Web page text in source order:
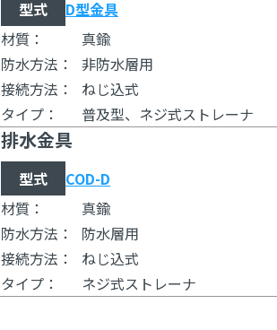
型式
D型金具
材質：
真鍮
防水方法：
非防水層用
接続方法：
ねじ込式
タイプ：
普及型、ネジ式ストレーナ
排水金具
型式
COD-D
材質：
真鍮
防水方法：
防水層用
接続方法：
ねじ込式
タイプ：
ネジ式ストレーナ